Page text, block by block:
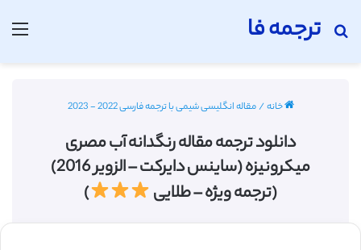
ترجمه فا
جستجو برای
خانه/مقاله انگلیسی شیمی با ترجمه فارسی 2022 - 2023
دانلود ترجمه مقاله رنگدانه آب مصری
میکرونیزه (ساینس دایرکت – الزویر 2016)
(ترجمه ویژه – طلایی
)